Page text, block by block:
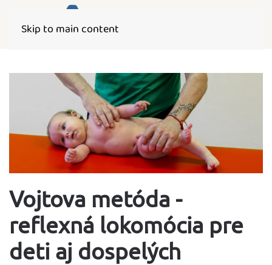
Skip to main content
Vojtova metóda -
reflexná lokomócia pre
deti aj dospelých